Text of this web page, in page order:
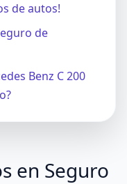
de autos!
de
Benz C 200
en Seguro